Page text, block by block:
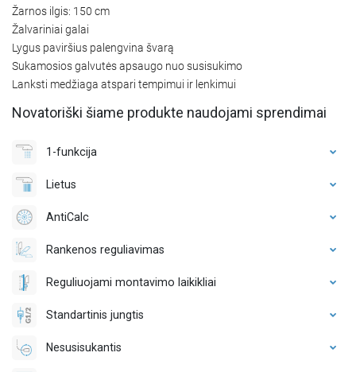
Žarnos ilgis: 150 cm
Žalvariniai galai
Lygus paviršius palengvina švarą
Sukamosios galvutės apsaugo nuo susisukimo
Lanksti medžiaga atspari tempimui ir lenkimui
Novatoriški šiame produkte naudojami sprendimai
1-funkcija
Lietus
AntiCalc
Rankenos reguliavimas
Reguliuojami montavimo laikikliai
Standartinis jungtis
Nesusisukantis